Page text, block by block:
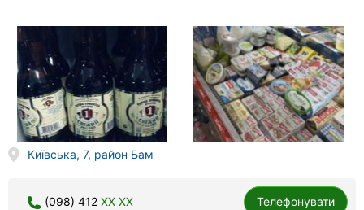
Київська, 7, район Бам
(098) 412 XX XX Телефонувати